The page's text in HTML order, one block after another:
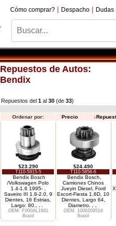
Cómo comprar? | Despacho | Dudas
Repuestos de Autos:
Bendix
Repuestos del 1 al 30 (de 33)
Ordenar por: Precio ↓
$23.290
T110-5915-5
Bendix Bosch
/Volkswagen Polo
1.4-1.6 1995- ,
Saveiro III 1.8-2.0, 9
Dientes, 16 Estrias,
Largo: 80.
OEM: F000AL1681
Brasil
$24.490
T110-5856-6
Bendix Bosch,
Camiones Chinos
Jueyin Diesel, Ford
Escort-Fiesta 1.6D, 10
Dientes, Largo 64,
Diametro
OEM: 1006209519
Brasil